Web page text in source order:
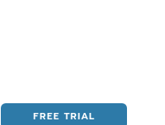
FREE TRIAL